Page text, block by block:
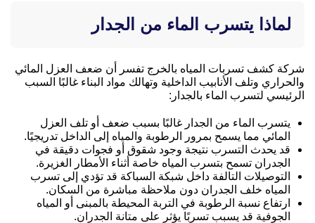
لماذا يتسرب الماء من الجدار
شركة كشف تسربات المياه بالخرج تفسر أن ضعف العزل المائي
والحراري وتلف الأنابيب الداخلية وتهالك مواد البناء غالبًا السبب
الرئيسي لتسرب الماء بالجدار:
يتسرب الماء من الجدار غالبًا بسبب ضعف أو تلف العزل
المائي مما يسمح بمرور الرطوبة والمياه إلى الداخل تدريجيًا.
قد يحدث التسرب نتيجة وجود شقوق أو فجوات دقيقة في
الجدران تسمح بتسرب المياه خاصة أثناء الأمطار الغزيرة.
التوصيلات التالفة داخل شبكة السباكة قد تؤدي إلى تسرب
المياه خلف الجدران دون ملاحظة مباشرة من السكان.
ارتفاع نسبة الرطوبة في التربة المحيطة بالمبنى أو المياه
الجوفية قد يسبب تسربًا يؤثر على متانة الجدران.